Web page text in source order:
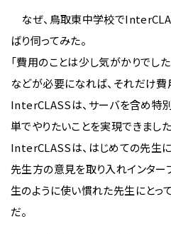
なぜ、鳥取東中学校で
ばり伺ってみた。
「費用のことは少し気がかりでし
などが必要になれば、それだけ費
InterCLASSは、サーバを含め特
単でやりたいことを実現できました
InterCLASSは、はじめての先生
先生方の意見を取り入れインター
生のように使い慣れた先生にとっ
だ。